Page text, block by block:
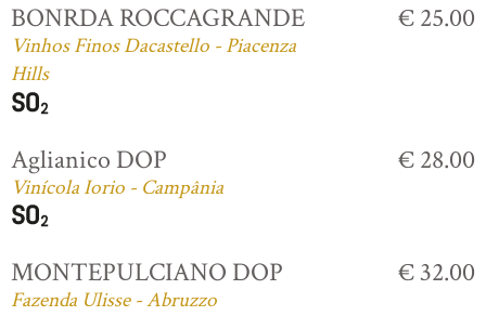
BONRDA ROCCAGRANDE
Vinhos Finos Dacastello - Piacenza
Hills
€ 25.00
Aglianico DOP
Vinícola Iorio - Campânia
€ 28.00
MONTEPULCIANO DOP
Fazenda Ulisse - Abruzzo
€ 32.00